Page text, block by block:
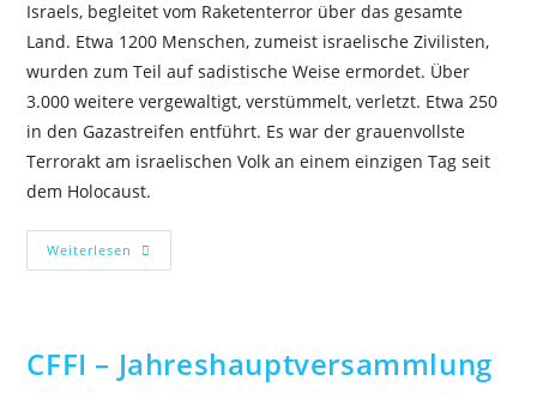
Israels, begleitet vom Raketenterror über das gesamte
Land. Etwa 1200 Menschen, zumeist israelische Zivilisten,
wurden zum Teil auf sadistische Weise ermordet. Über
3.000 weitere vergewaltigt, verstümmelt, verletzt. Etwa 250
in den Gazastreifen entführt. Es war der grauenvollste
Terrorakt am israelischen Volk an einem einzigen Tag seit
dem Holocaust.
Weiterlesen
CFFI – Jahreshauptversammlung